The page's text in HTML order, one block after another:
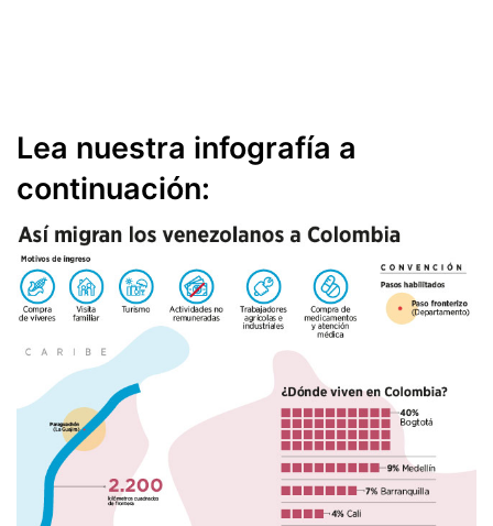
Lea nuestra infografía a
continuación: